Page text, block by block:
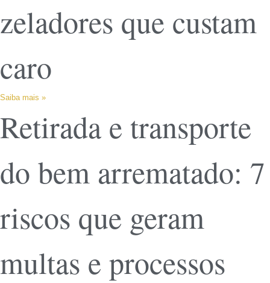
zeladores que custam
caro
Saiba mais »
Retirada e transporte
do bem arrematado: 7
riscos que geram
multas e processos